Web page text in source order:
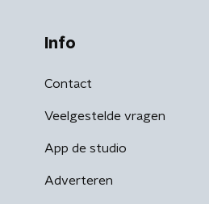
Info
Contact
Veelgestelde vragen
App de studio
Adverteren